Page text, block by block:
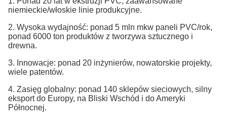
niemieckie/włoskie linie produkcyjne.
2. Wysoka wydajność: ponad 5 mln mkw paneli PVC/rok,
ponad 6000 ton produktów z tworzywa sztucznego i
drewna.
3. Innowacje: ponad 20 inżynierów, nowatorskie projekty,
wiele patentów.
4. Zasięg globalny: ponad 140 sklepów sieciowych, silny
eksport do Europy, na Bliski Wschód i do Ameryki
Północnej.